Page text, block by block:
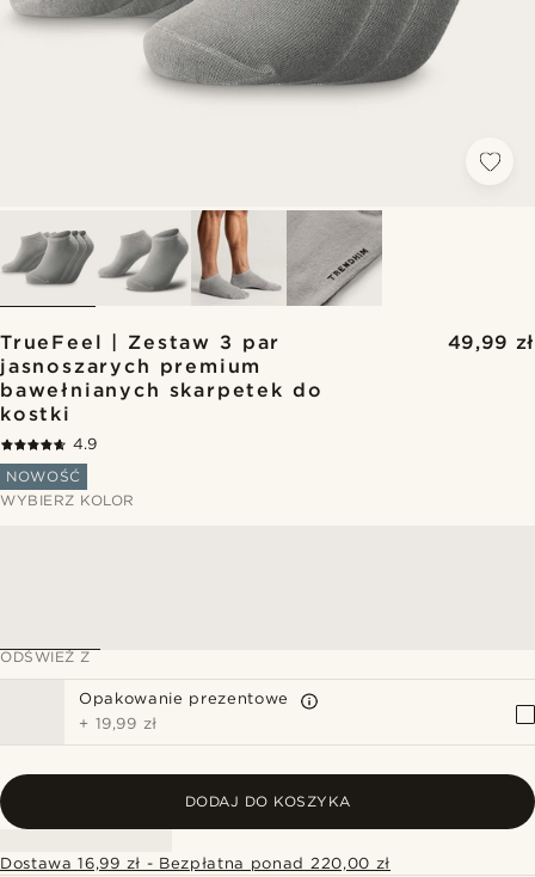
TrueFeel | Zestaw 3 par
jasnoszarych premium
bawełnianych skarpetek do
kostki
49,99 zł
4.9
NOWOŚĆ
WYBIERZ KOLOR
ODŚWIEŻ Z
Opakowanie prezentowe
+ 19,99 zł
DODAJ DO KOSZYKA
Dostawa 16,99 zł - Bezpłatna ponad 220,00 zł